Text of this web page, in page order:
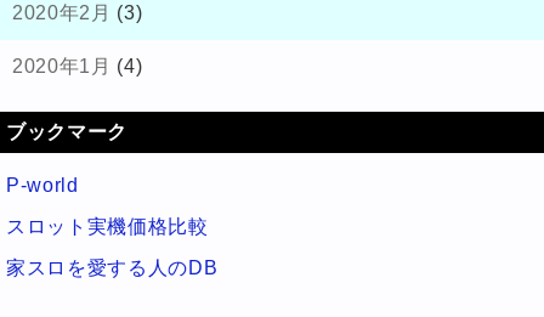
2020年2月 (3)
2020年1月 (4)
ブックマーク
P-world
スロット実機価格比較
家スロを愛する人のDB